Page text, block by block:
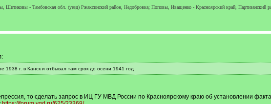
Шитиковы - Тамбовская обл. (уезд) Ржаксинский район, Недобровка; Поповы, Иващенко - Красноярский край, Партизанский
1938 г. в Канск и отбывал там срок до осени 1941 год
то сделать запрос в ИЦ ГУ МВД России по Красноярскому краю об установлении